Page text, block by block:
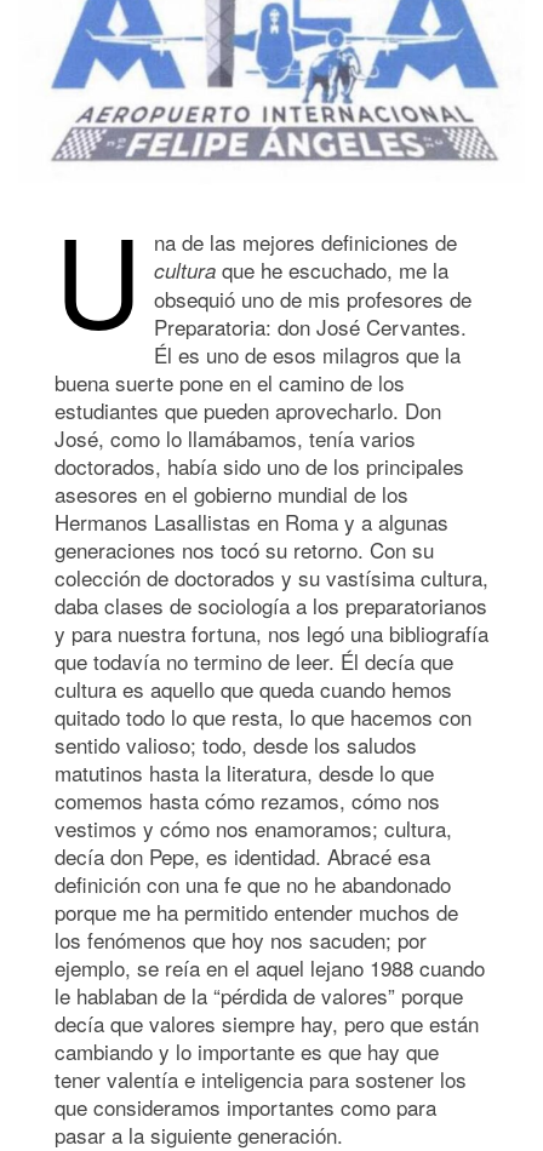
U na de las mejores definiciones de
cultura que he escuchado, me la
obsequió uno de mis profesores de
Preparatoria: don José Cervantes.
Él es uno de esos milagros que la
buena suerte pone en el camino de los
estudiantes que pueden aprovecharlo. Don
José, como lo llamábamos, tenía varios
doctorados, había sido uno de los principales
asesores en el gobierno mundial de los
Hermanos Lasallistas en Roma y a algunas
generaciones nos tocó su retorno. Con su
colección de doctorados y su vastísima cultura,
daba clases de sociología a los preparatorianos
y para nuestra fortuna, nos legó una bibliografía
que todavía no termino de leer. Él decía que
cultura es aquello que queda cuando hemos
quitado todo lo que resta, lo que hacemos con
sentido valioso; todo, desde los saludos
matutinos hasta la literatura, desde lo que
comemos hasta cómo rezamos, cómo nos
vestimos y cómo nos enamoramos; cultura,
decía don Pepe, es identidad. Abracé esa
definición con una fe que no he abandonado
porque me ha permitido entender muchos de
los fenómenos que hoy nos sacuden; por
ejemplo, se reía en el aquel lejano 1988 cuando
le hablaban de la “pérdida de valores” porque
decía que valores siempre hay, pero que están
cambiando y lo importante es que hay que
tener valentía e inteligencia para sostener los
que consideramos importantes como para
pasar a la siguiente generación.